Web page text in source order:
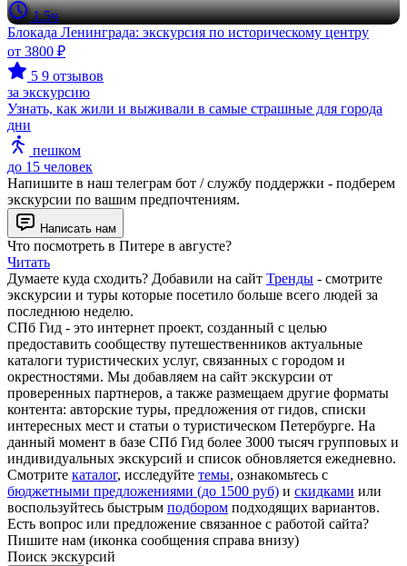
1.5ч
Блокада Ленинграда: экскурсия по историческому центру
от 3800 ₽
5 9 отзывов
за экскурсию
Узнать, как жили и выживали в самые страшные для города
дни
пешком
до 15 человек
Напишите в наш телеграм бот / службу поддержки - подберем
экскурсии по вашим предпочтениям.
Написать нам
Что посмотреть в Питере в августе?
Читать
Думаете куда сходить? Добавили на сайт Тренды - смотрите
экскурсии и туры которые посетило больше всего людей за
последнюю неделю.
СПб Гид - это интернет проект, созданный с целью
предоставить сообществу путешественников актуальные
каталоги туристических услуг, связанных с городом и
окрестностями. Мы добавляем на сайт экскурсии от
проверенных партнеров, а также размещаем другие форматы
контента: авторские туры, предложения от гидов, списки
интересных мест и статьи о туристическом Петербурге. На
данный момент в базе СПб Гид более 3000 тысяч групповых и
индивидуальных экскурсий и список обновляется ежедневно.
Смотрите каталог, исследуйте темы, ознакомьтесь с
бюджетными предложениями (до 1500 руб) и скидками или
воспользуйтесь быстрым подбором подходящих вариантов.
Есть вопрос или предложение связанное с работой сайта?
Пишите нам (иконка сообщения справа внизу)
Поиск экскурсий